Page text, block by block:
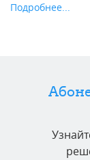
Подробнее...